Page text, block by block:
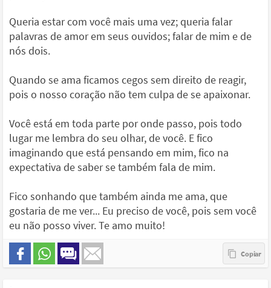
Queria estar com você mais uma vez; queria falar
palavras de amor em seus ouvidos; falar de mim e de
nós dois.
Quando se ama ficamos cegos sem direito de reagir,
pois o nosso coração não tem culpa de se apaixonar.
Você está em toda parte por onde passo, pois todo
lugar me lembra do seu olhar, de você. E fico
imaginando que está pensando em mim, fico na
expectativa de saber se também fala de mim.
Fico sonhando que também ainda me ama, que
gostaria de me ver... Eu preciso de você, pois sem você
eu não posso viver. Te amo muito!